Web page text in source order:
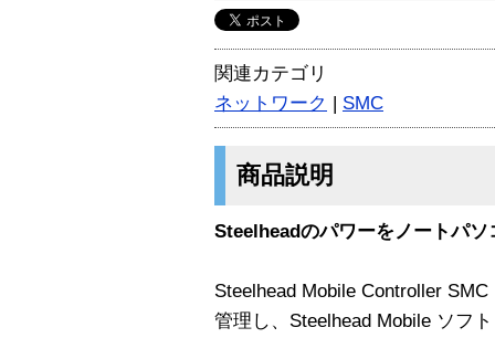
関連カテゴリ
ネットワーク | SMC
商品説明
Steelheadのパワーをノートパソ
Steelhead Mobile Controller
管理し、Steelhead Mobile ソフ